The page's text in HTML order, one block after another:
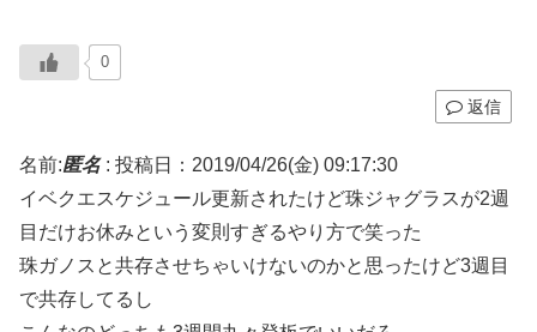
0
返信
名前:匿名: 投稿日：2019/04/26(金) 09:17:30
イベクエスケジュール更新されたけど珠ジャグラスが2週
目だけお休みという変則すぎるやり方で笑った
珠ガノスと共存させちゃいけないのかと思ったけど3週目
で共存してるし